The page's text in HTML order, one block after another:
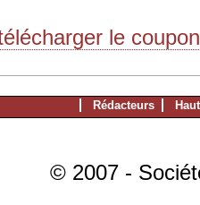
le
Rédacteurs
© 2007 -